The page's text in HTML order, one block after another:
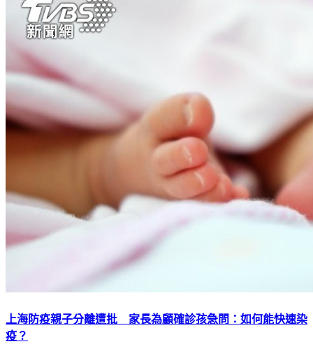
上海防疫親子分離遭批 家長為顧確診孩急問：如何能快速染
疫？